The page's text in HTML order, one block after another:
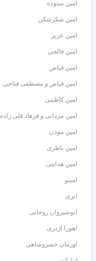
امین ستوده
امین شکرشکن
امین عزیز
امین فالجی
امین فیاض
امین فیاض و مصطفی فتاحی
امین کاظمی
امین مردانی و فرهاد قلی زاده
امین موذن
امین ناظری
امین هدایتی
امینو
انزی
انوشیروان روحانی
اهورا اژدری
اورمان خسروشاهی